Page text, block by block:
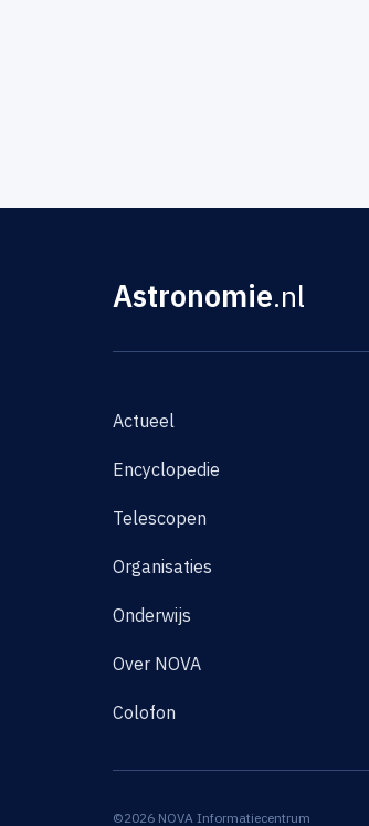
Astronomie.nl
Actueel
Encyclopedie
Telescopen
Organisaties
Onderwijs
Over NOVA
Colofon
©2026 NOVA Informatiecentrum